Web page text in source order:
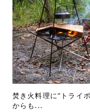
焚き火料理に“トライ
からも...